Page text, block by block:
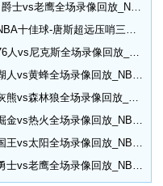
2021年11月10日爵士vs老鹰全场录像回放_NBA常规赛
2021年11月9日NBA十佳球-唐斯超远压哨三分 小乔丹空接隔扣
2021年11月9日76人vs尼克斯全场录像回放_NBA常规赛
2021年11月9日湖人vs黄蜂全场录像回放_NBA常规赛
2021年11月9日灰熊vs森林狼全场录像回放_NBA常规赛
2021年11月9日掘金vs热火全场录像回放_NBA常规赛
2021年11月9日国王vs太阳全场录像回放_NBA常规赛
2021年11月9日勇士vs老鹰全场录像回放_NBA常规赛